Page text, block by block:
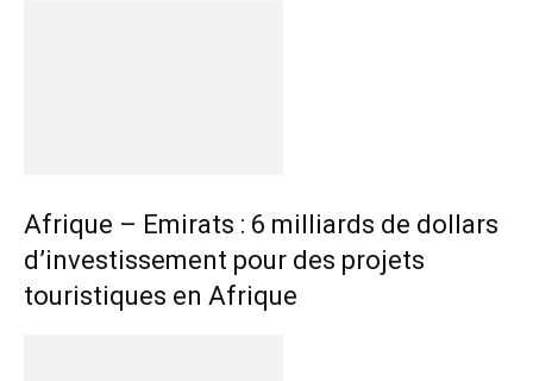
Afrique – Emirats : 6 milliards de dollars
d’investissement pour des projets
touristiques en Afrique